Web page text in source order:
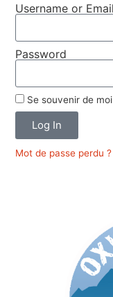
Username or
Password
Se souvenir de moi
Log In
Mot de passe perdu ?